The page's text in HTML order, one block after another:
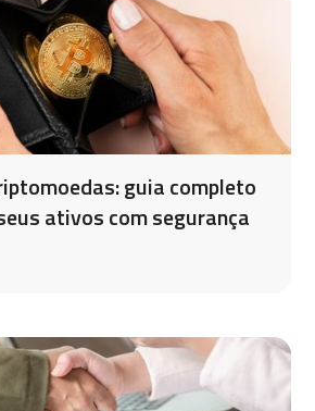
guia completo
ativos com segurança